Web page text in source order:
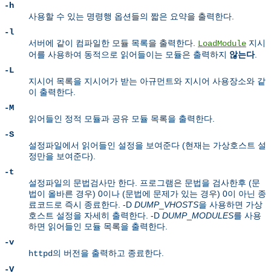
-h
사용할 수 있는 명령행 옵션들의 짧은 요약을 출력한다.
-l
서버에 같이 컴파일한 모듈 목록을 출력한다. LoadModule 지시
어를 사용하여 동적으로 읽어들이는 모듈은 출력하지 않는다.
-L
지시어 목록을 지시어가 받는 아규먼트와 지시어 사용장소와 같
이 출력한다.
-M
읽어들인 정적 모듈과 공유 모듈 목록을 출력한다.
-S
설정파일에서 읽어들인 설정을 보여준다 (현재는 가상호스트 설
정만을 보여준다).
-t
설정파일의 문법검사만 한다. 프로그램은 문법을 검사한후 (문
법이 올바른 경우) 0이나 (문법에 문제가 있는 경우) 0이 아닌 종
료코드로 즉시 종료한다. -D DUMP_ VHOSTS을 사용하면 가상
호스트 설정을 자세히 출력한다. -D DUMP_ MODULES를 사용
하면 읽어들인 모듈 목록을 출력한다.
-v
httpd의 버전을 출력하고 종료한다.
-V